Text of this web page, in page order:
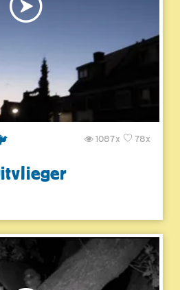
78x
1087x